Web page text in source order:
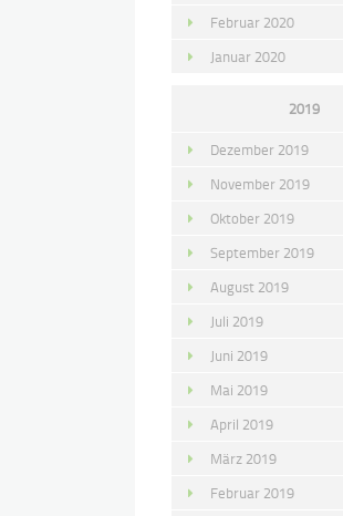
Februar 2020
Januar 2020
2019
Dezember 2019
November 2019
Oktober 2019
September 2019
August 2019
Juli 2019
Juni 2019
Mai 2019
April 2019
März 2019
Februar 2019